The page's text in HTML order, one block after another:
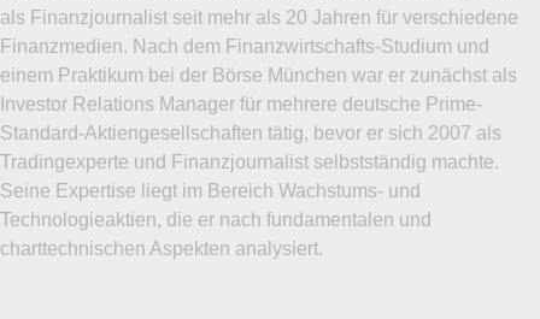
als Finanzjournalist seit mehr als 20 Jahren für verschiedene
Finanzmedien. Nach dem Finanzwirtschafts-Studium und
einem Praktikum bei der Börse München war er zunächst als
Investor Relations Manager für mehrere deutsche Prime-
Standard-Aktiengesellschaften tätig, bevor er sich 2007 als
Tradingexperte und Finanzjournalist selbstständig machte.
Seine Expertise liegt im Bereich Wachstums- und
Technologieaktien, die er nach fundamentalen und
charttechnischen Aspekten analysiert.